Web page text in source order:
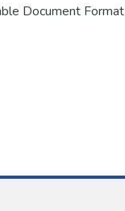
Document Format